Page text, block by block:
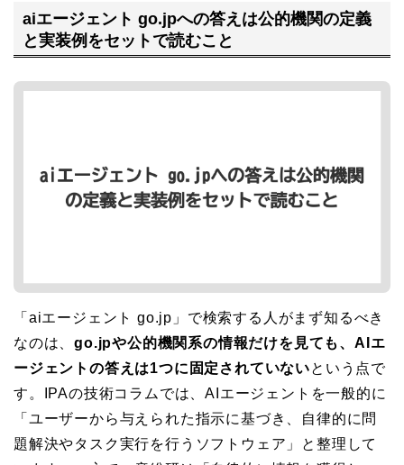
aiエージェント go.jpへの答えは公的機関の定義
と実装例をセットで読むこと
「aiエージェント go.jp」で検索する人がまず知るべき
なのは、go.jpや公的機関系の情報だけを見ても、AIエ
ージェントの答えは1つに固定されていないという点で
す。IPAの技術コラムでは、AIエージェントを一般的に
「ユーザーから与えられた指示に基づき、自律的に問
題解決やタスク実行を行うソフトウェア」と整理して